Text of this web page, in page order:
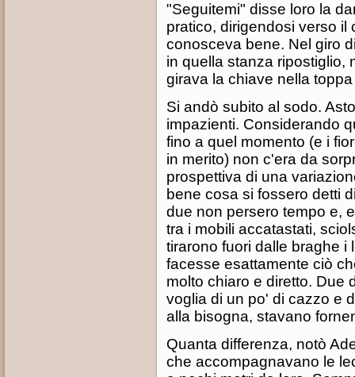
"Seguitemi" disse loro la
pratico, dirigendosi verso il
conosceva bene. Nel giro
in quella stanza ripostiglio,
girava la chiave nella
Si andò subito al sodo.
impazienti. Considerando
fino a quel momento (e i
in merito) non c'era da
prospettiva di una
bene cosa si fossero detti
due non persero tempo e,
tra i mobili accatastati,
tirarono fuori dalle braghe i
facesse esattamente ciò
molto chiaro e diretto. Due
voglia di un po' di cazzo e
alla bisogna, stavano
Quanta differenza, notò
che accompagnavano le